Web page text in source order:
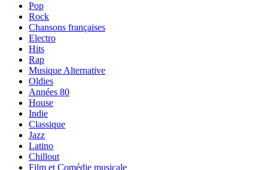
Pop
Rock
Chansons françaises
Electro
Hits
Rap
Musique Alternative
Oldies
Années 80
House
Indie
Classique
Jazz
Latino
Chillout
Film et Comédie musicale